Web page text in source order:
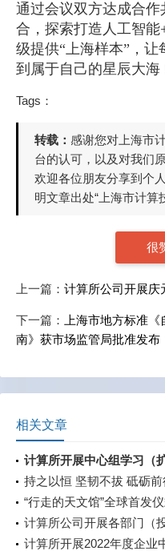
通过会议双方达成合
合，探索打造人工智
级提供“上海样本”，
到属于自己的星辰大海
Tags：
转载： 感谢您对上海市
台的认可，以及对我们
欢迎各位朋友分享到个
明文章出处“上海市计算
很
上一篇： 计算所公司开展庆
下一篇：
上海市地方标准
南》获市场监管局批准发布
相关文章
计算所开展中心组学习（
持之以恒 坚韧不拔 砥砺
器产业技术创新战略联盟
“行走的天文馆”全球首发
无止境
计算所公司开展各部门（
计算所开展2022年度企业